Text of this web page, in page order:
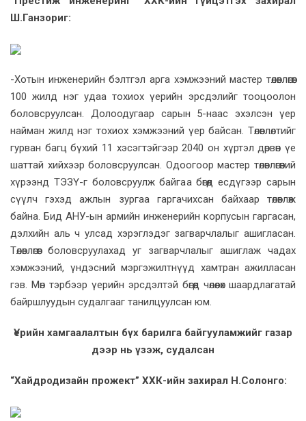
Ш.Ганзориг:
-Хотын инженерийн бэлтгэл арга хэмжээний мастер төлөвлөгөөг
100 жилд нэг удаа тохиох үерийн эрсдэлийг тооцоолон
боловсруулсан. Долоодугаар сарын 5-наас эхэлсэн үер
найман жилд нэг тохиох хэмжээний үер байсан. Төлөвлөлтийг
гурван багц бүхий 11 хэсэгтэйгээр 2040 он хүртэл дөрвөн үе
шаттай хийхээр боловсруулсан. Одоогоор мастер төлөвлөгөөний
хүрээнд ТЭЗҮ-г боловсруулж байгаа бөгөөд есдүгээр сарын
сүүлч гэхэд ажлын зургаа гаргачихсан байхаар төлөвлөж
байна. Бид АНУ-ын армийн инженерийн корпусын гаргасан,
дэлхийн аль ч улсад хэрэглэдэг загварчлалыг ашигласан.
Төлөвлөгөөг боловсруулахад уг загварчлалыг ашиглаж чадах
хэмжээний, үндэсний мэргэжилтнүүд хамтран ажилласан
гэв. Мөн тэрбээр үерийн эрсдэлтэй бөгөөд чөлөөлөх шаардлагатай
байршлуудын судалгааг танилцуулсан юм.
Үерийн хамгаалалтын бүх барилга байгууламжийг газар
дээр нь үзэж, судалсан
“Хайдродизайн прожект” ХХК-ийн захирал Н.Солонго: